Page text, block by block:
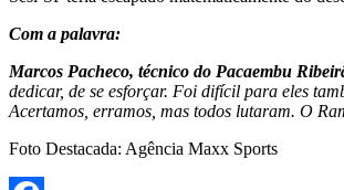
Com a palavra:
Marcos Pacheco, técnico do Pacaembu
dedicar, de se esforçar. Foi difícil para eles
Acertamos, erramos, mas todos lutaram. O
Foto Destacada: Agência Maxx Sports